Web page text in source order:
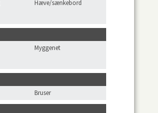
Hæve/sænkebord
Myggenet
Bruser